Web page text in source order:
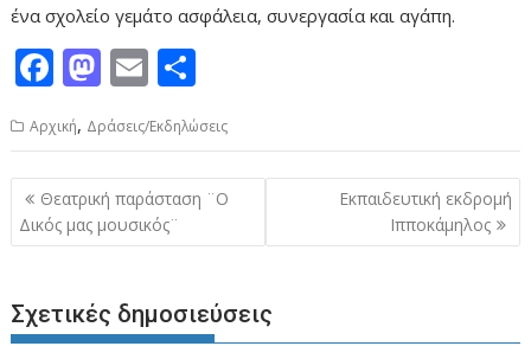
ένα σχολείο γεμάτο ασφάλεια, συνεργασία και αγάπη.
F
ac
e
b
o
o
M
as
to
d
o
n
E
ai
l
ρ
α
σ
τε
ίτ
ε
Aρχική, Δράσεις/Εκδηλώσεις
Πλοήγηση
άρθρων
Θεατρική παράσταση ¨Ο
Δικός μας μουσικός¨
Εκπαιδευτική εκδρομή
Ιπποκάμηλος
Σχετικές δημοσιεύσεις